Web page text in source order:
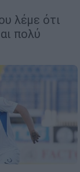
λέμε ότι
πολύ